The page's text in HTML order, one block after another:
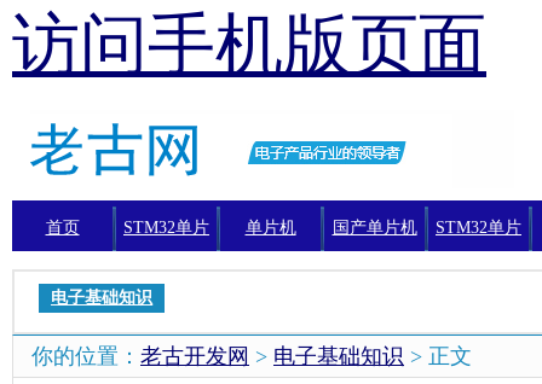
访问手机版页面
首页 STM32单片
机
单片机 国产单片机 STM32单片
电子基础知识
你的位置： 老古开发网 > 电子基础知识 > 正文